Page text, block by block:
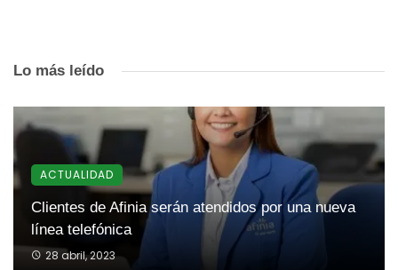
Lo más leído
ACTUALIDAD
Clientes de Afinia serán atendidos por una nueva
línea telefónica
28 abril, 2023